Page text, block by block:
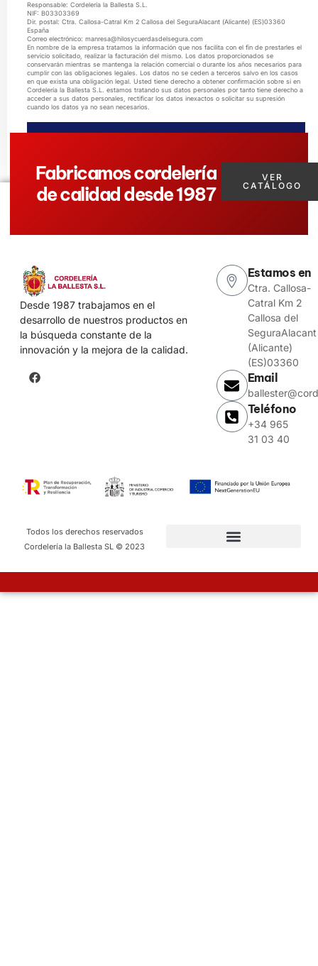
Responsable: Cordelería la Ballesta S.L.
NIF: B03303369
Dir. postal: Ctra. Callosa-Catral Km 2 Callosa del SeguraAlacant (Alicante) (ES)03360
España
Correo electrónico: manresa@hilosycuerdasdelsegura.com
En nombre de la empresa tratamos la información que nos facilita con el fin de prestarles el
servicio solicitado, realizar la facturación del mismo. Los datos proporcionados se
conservarán mientras se mantenga la relación comercial o durante los años necesarios para
cumplir con las obligaciones legales. Los datos no se ceden a terceros salvo en los casos
en que exista una obligación legal. Usted tiene derecho a obtener confirmación sobre si en
Cordelería la Ballesta S.L. estamos tratando sus datos personales por tanto tiene derecho a
acceder a sus datos personales, rectificar los datos inexactos o solicitar su supresión
cuando los datos ya no sean necesarios.
Fabricamos cordelería
de calidad desde 1987
VER
CATÁLOGO
Desde 1987 trabajamos en el
desarrollo de nuestros productos en
la búsqueda constante de la
innovación y la mejora de la calidad.
Estamos en
Ctra. Callosa-
Catral Km 2
Callosa del
SeguraAlacant
(Alicante)
(ES)03360
Email
Teléfono
+34 965
31 03 40
Todos los derechos reservados
Cordelería la Ballesta SL © 2023